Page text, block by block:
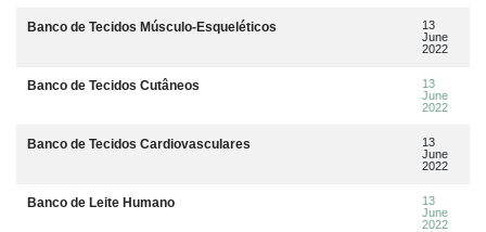
Banco de Tecidos Músculo-Esqueléticos
13
June
2022
Banco de Tecidos Cutâneos
13
June
2022
Banco de Tecidos Cardiovasculares
13
June
2022
Banco de Leite Humano
13
June
2022